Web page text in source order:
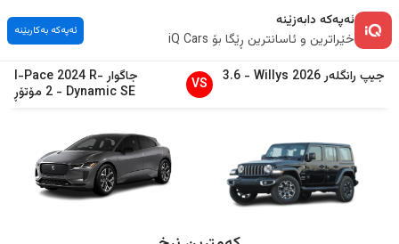
ئەپەکە دابەزێنە
خێراترین و ئاسانترین ڕێگا بۆ iQ Cars
ئەپەکە بەکاربێنە
جیپ رانگلەر2026
Willys
-
3.6
VS جاگوار I-Pace 2024 R-
Dynamic SE
- 2 مۆتۆڕ